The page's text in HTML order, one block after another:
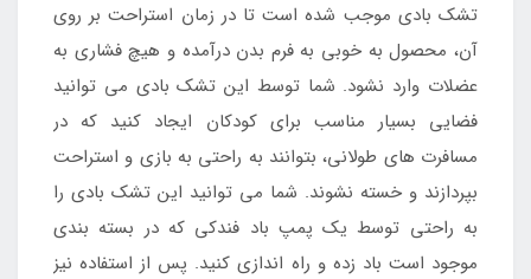
تشک بادی موجب شده است تا در زمان استراحت بر روی
آن، محصول به خوبی به فرم بدن درآمده و هیچ فشاری به
عضلات وارد نشود. شما توسط این تشک بادی می توانید
فضایی بسیار مناسب برای کودکان ایجاد کنید که در
مسافرت های طولانی، بتوانند به راحتی به بازی و استراحت
بپردازند و خسته نشوند. شما می توانید این تشک بادی را
به راحتی توسط یک پمپ باد فندکی که در بسته بندی
موجود است باد زده و راه اندازی کنید. پس از استفاده نیز